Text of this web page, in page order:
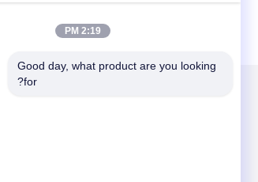
2:19 PM
Good day, what product are you looking
for?